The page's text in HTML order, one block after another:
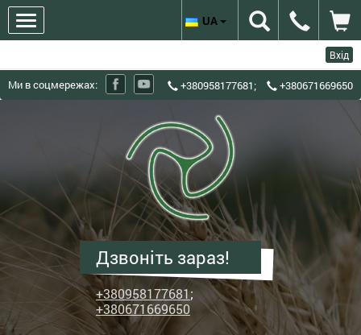
Вхід
Ми в соцмережах: +380958177681; +380671669650
зерноочисного
обладнання
-
Виробник
аеродинамічних
зернових
сепараторів
ІСМ
Дзвоніть зараз!
+380958177681;
+380671669650
UA